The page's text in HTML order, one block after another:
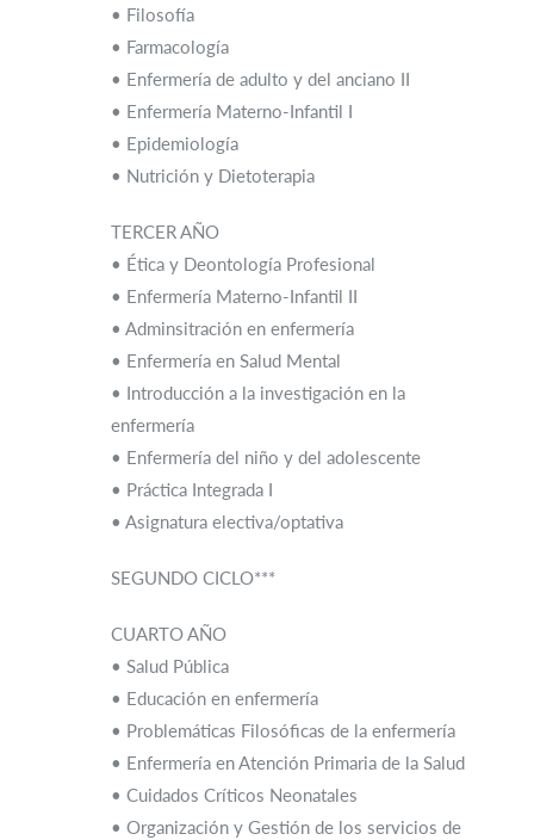
• Filosofía
• Farmacología
• Enfermería de adulto y del anciano II
• Enfermería Materno-Infantil I
• Epidemiología
• Nutrición y Dietoterapia
TERCER AÑO
• Ética y Deontología Profesional
• Enfermería Materno-Infantil II
• Adminsitración en enfermería
• Enfermería en Salud Mental
• Introducción a la investigación en la
enfermería
• Enfermería del niño y del adolescente
• Práctica Integrada I
• Asignatura electiva/optativa
SEGUNDO CICLO***
CUARTO AÑO
• Salud Pública
• Educación en enfermería
• Problemáticas Filosóficas de la enfermería
• Enfermería en Atención Primaria de la Salud
• Cuidados Críticos Neonatales
• Organización y Gestión de los servicios de